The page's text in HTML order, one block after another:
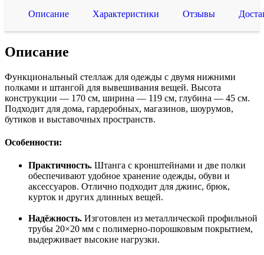
Описание Характеристики Отзывы
Описание
Функциональный стеллаж для одежды с двумя нижними
полками и штангой для вывешивания вещей. Высота
конструкции — 170 см, ширина — 119 см, глубина — 45 см.
Подходит для дома, гардеробных, магазинов, шоурумов,
бутиков и выставочных пространств.
Особенности:
Практичность. Штанга с кронштейнами и две полки
обеспечивают удобное хранение одежды, обуви и
аксессуаров. Отлично подходит для джинс, брюк,
курток и других длинных вещей.
Надёжность. Изготовлен из металлической профильной
трубы 20×20 мм с полимерно-порошковым покрытием,
выдерживает высокие нагрузки.